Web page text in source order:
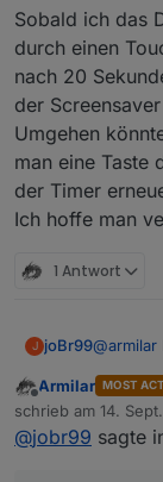
Sobald ich das
durch einen
nach 20
der
Umgehen
man eine Taste
der Timer
Ich hoffe man
1 Antwort
J joBr99@armilar
dran
timeout
Offline
Armilar MOST
schrieb am 14.
zuletzt editiert von
@jobr99 sagte